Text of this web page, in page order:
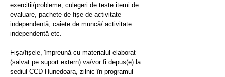
exerciții/probleme, culegeri de teste itemi de
evaluare, pachete de fișe de activitate
independentă, caiete de muncă/ activitate
independentă etc.
Fișa/fișele, împreună cu materialul elaborat
(salvat pe suport extern) va/vor fi depus(e) la
sediul CCD Hunedoara, zilnic în programul